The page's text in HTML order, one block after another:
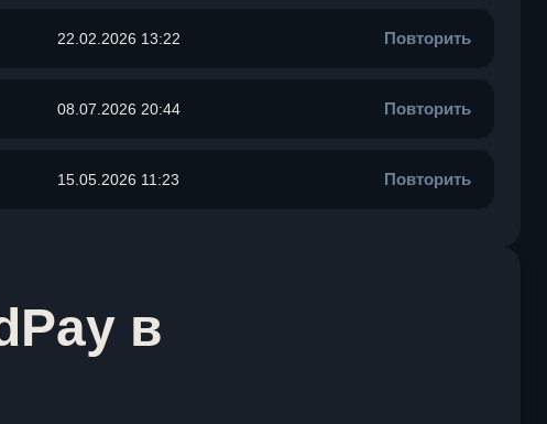
22.02.2026 13:22 Повторить
08.07.2026 20:44 Повторить
15.05.2026 11:23 Повторить
в